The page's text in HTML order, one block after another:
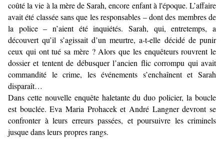
coûté la vie à la mère de Sarah, encore enfant à l'époque. L’affaire
avait été classée sans que les responsables – dont des membres de
la police – n’aient été inquiétés. Sarah, qui, entretemps, a
découvert qu’il s’agissait d’un meurtre, a-t-elle décidé de punir
ceux qui ont tué sa mère ? Alors que les enquêteurs rouvrent le
dossier et tentent de débusquer l’ancien flic corrompu qui avait
commandité le crime, les événements s’enchaînent et Sarah
disparaît…
Dans cette nouvelle enquête haletante du duo policier, la boucle
est bouclée. Eva Maria Prohacek et André Langner devront se
confronter à leurs erreurs passées, et poursuivre les criminels
jusque dans leurs propres rangs.